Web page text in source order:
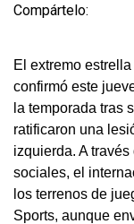
Compártelo:
El extremo
confirmó este
la temporada tras
ratificaron una
izquierda. A
sociales, el
los terrenos de
Sports, aunque